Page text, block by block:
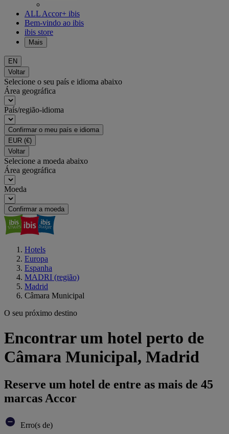
ALL Accor+ ibis
Bem-vindo ao ibis
ibis store
Mais
EN
Voltar
Selecione o seu país e idioma abaixo
Área geográfica
País/região-idioma
Confirmar o meu país e idioma
EUR (€)
Voltar
Selecione a moeda abaixo
Área geográfica
Moeda
Confirmar a moeda
Hotels
Europa
Espanha
MADRI (região)
Madrid
Câmara Municipal
O seu próximo destino
Encontrar um hotel perto de
Câmara Municipal, Madrid
Reserve um hotel de entre as mais de 45
marcas Accor
Erro(s de)